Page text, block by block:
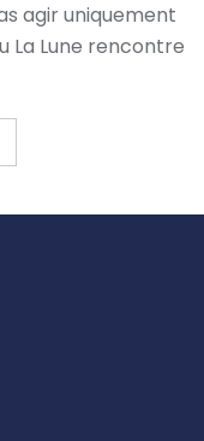
agir uniquement
La Lune rencontre